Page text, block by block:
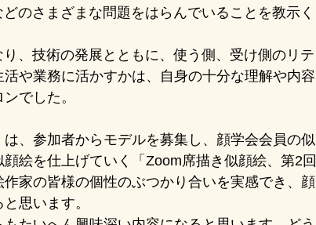
のさまざまな問題をはらんでいることを教示く
、技術の発展とともに、使う側、受け側のリテ
や業務に活かすかは、自身の十分な理解や内容
でした。
、参加者からモデルを募集し、顔学会会員の似
絵を仕上げていく「Zoom席描き似顔絵、第2回
家の皆様の個性のぶつかり合いを実感でき、顔
思います。